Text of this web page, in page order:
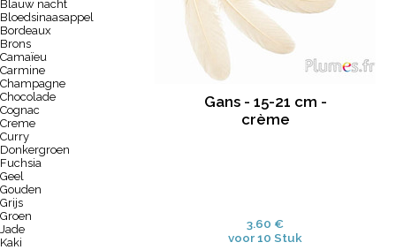
Blauw nacht
Bloedsinaasappel
Bordeaux
Brons
Camaïeu
Carmine
Champagne
Chocolade
Cognac
Creme
Curry
Donkergroen
Fuchsia
Geel
Gouden
Grijs
Groen
Jade
Kaki
Gans - 15-21 cm -
crème
3.60 €
voor 10 Stuk